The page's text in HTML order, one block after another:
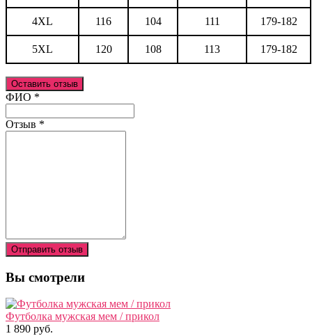
4XL 116 104 111 179-182
5XL 120 108 113 179-182
Оставить отзыв
Ваш отзыв был отправлен!
ФИО *
Отзыв *
Отправить отзыв
Вы смотрели
Футболка мужская мем / прикол
1 890 руб.